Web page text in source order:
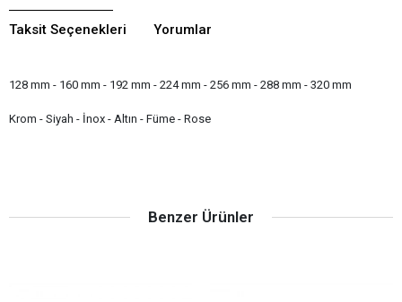
Taksit Seçenekleri Yorumlar
128 mm - 160 mm - 192 mm - 224 mm - 256 mm - 288 mm - 320 mm
Krom - Siyah - İnox - Altın - Füme - Rose
Benzer Ürünler